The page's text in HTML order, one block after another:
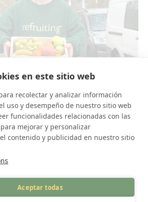
des questions ?
le service de recrutement ?
produits de Refruiting ?
en este sitio web
recolectar y analizar información
uso y desempeño de nuestro sitio web
funcionalidades relacionadas con las
mejorar y personalizar
contenido y publicidad en nuestro sitio
Aceptar todas